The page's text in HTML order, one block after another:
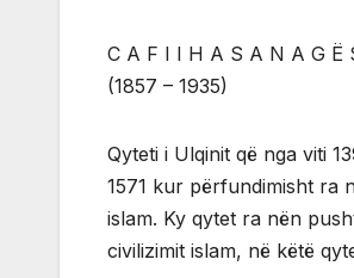
C A F I I H A S A N A G Ë
(1857 – 1935)
Qyteti i Ulqinit që nga viti
1571 kur përfundimisht ra
islam. Ky qytet ra nën
civilizimit islam, në këtë